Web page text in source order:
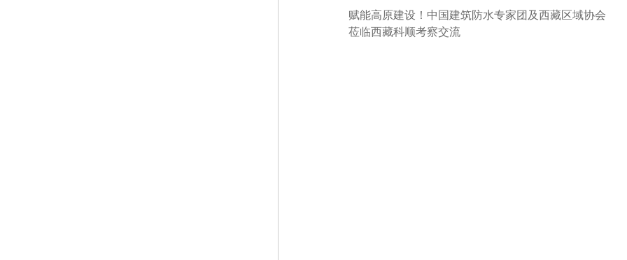
赋能高原建设！中国建筑防水专家团及西藏区域协会
莅临西藏科顺考察交流